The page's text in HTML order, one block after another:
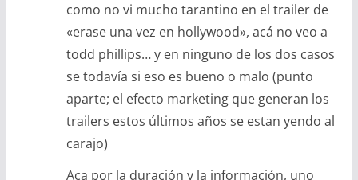
como no vi mucho tarantino en el trailer de
«erase una vez en hollywood», acá no veo a
todd phillips… y en ninguno de los dos casos
se todavía si eso es bueno o malo (punto
aparte; el efecto marketing que generan los
trailers estos últimos años se estan yendo al
carajo)
Aca por la duración y la información, uno